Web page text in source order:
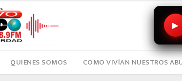
▶
QUIENES SOMOS COMO VIVÍAN NUESTROS